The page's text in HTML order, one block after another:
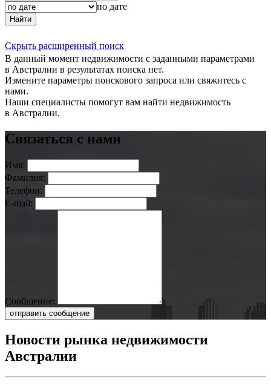
по дате
Найти
Скрыть расширенный поиск
В данный момент недвижимости с заданными параметрами
в Австралии в результатах поиска нет.
Измените параметры поискового запроса или свяжитесь с
нами.
Наши специалисты помогут вам найти недвижимость
в Австралии.
Связаться с нами
Имя:
Фамилия:
Телефон:
E-mail:
Сообщение:
отправить сообщение
Новости рынка недвижимости
Австралии